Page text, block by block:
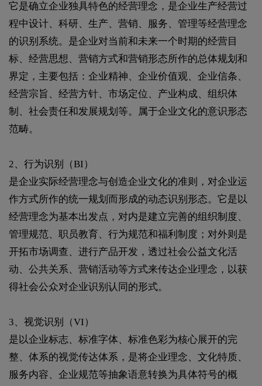
它是确立企业独具特色的经营理念，是企业生产经营过
程中设计、科研、生产、营销、服务、管理等经营理念
的识别系统。是企业对当前和未来一个时期的经营目
标、经营思想、营销方式和营销形态所作的总体规划和
界定，主要包括：企业精神、企业价值观、企业信条、
经营宗旨、经营方针、市场定位、产业构成、组织体
制、社会责任和发展规划等。属于企业文化的意识形态
范畴。
2、行为识别（BI）
是企业实际经营理念与创造企业文化的准则，对企业运
作方式所作的统一规划而形成的动态识别形态。它是以
经营理念为基本出发点，对内是建立完善的组织制度、
管理规范、职员教育、行为规范和福利制度；对外则是
开拓市场调查、进行产品开发，透过社会公益文化活
动、公共关系、营销活动等方式来传达企业理念，以获
得社会公众对企业识别认同的形式。
3、视觉识别（VI）
是以企业标志、标准字体、标准色彩为核心展开的完
整、体系的视觉传达体系，是将企业理念、文化特质、
服务内容、企业规范等抽象语意转换为具体符号的概